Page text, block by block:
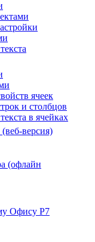
ячеек
и столбцов
в ячейках
версия)
(офлайн
Офису Р7